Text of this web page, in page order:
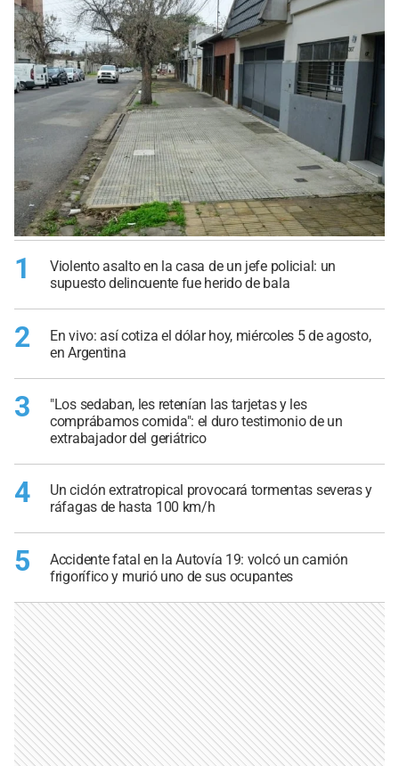
1
Violento asalto en la casa de un jefe policial: un
supuesto delincuente fue herido de bala
2
En vivo: así cotiza el dólar hoy, miércoles 5 de agosto,
en Argentina
3
"Los sedaban, les retenían las tarjetas y les
comprábamos comida": el duro testimonio de un
extrabajador del geriátrico
4
Un ciclón extratropical provocará tormentas severas y
ráfagas de hasta 100 km/h
5
Accidente fatal en la Autovía 19: volcó un camión
frigorífico y murió uno de sus ocupantes